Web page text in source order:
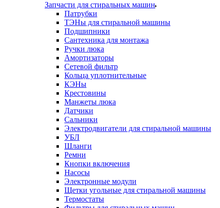
Запчасти для стиральных машин
Патрубки
ТЭНы для стиральной машины
Подшипники
Сантехника для монтажа
Ручки люка
Амортизаторы
Сетевой фильтр
Кольца уплотнительные
КЭНы
Крестовины
Манжеты люка
Датчики
Сальники
Электродвигатели для стиральной машины
УБЛ
Шланги
Ремни
Кнопки включения
Насосы
Электронные модули
Щетки угольные для стиральной машины
Термостаты